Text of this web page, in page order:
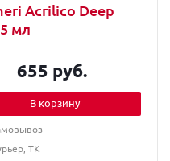
Acrilico Deep
мл
655 руб.
В корзину
ТК